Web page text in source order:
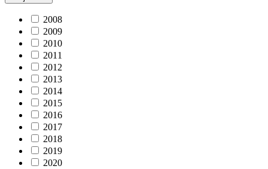
2008
2009
2010
2011
2012
2013
2014
2015
2016
2017
2018
2019
2020